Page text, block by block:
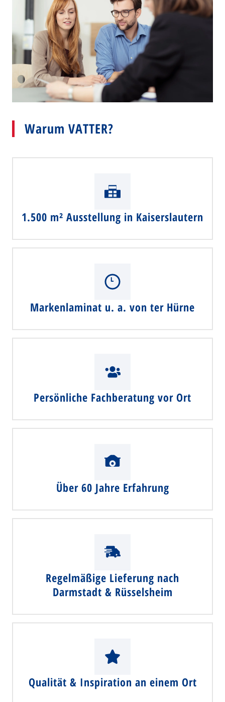
Warum VATTER?
1.500 m² Ausstellung in Kaiserslautern
Markenlaminat u. a. von ter Hürne
Persönliche Fachberatung vor Ort
Über 60 Jahre Erfahrung
Regelmäßige Lieferung nach
Darmstadt & Rüsselsheim
Qualität & Inspiration an einem Ort